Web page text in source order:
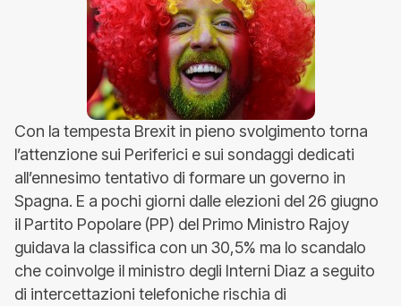
Con la tempesta Brexit in pieno svolgimento torna
l’attenzione sui Periferici e sui sondaggi dedicati
all’ennesimo tentativo di formare un governo in
Spagna. E a pochi giorni dalle elezioni del 26 giugno
il Partito Popolare (PP) del Primo Ministro Rajoy
guidava la classifica con un 30,5% ma lo scandalo
che coinvolge il ministro degli Interni Diaz a seguito
di intercettazioni telefoniche rischia di